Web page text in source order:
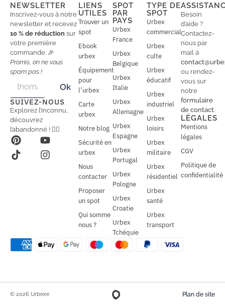
NEWSLETTER
Inscrivez-vous à notre
newsletter et recevez
10 % de réduction sur
votre première
commande. 🎉
Promis, on ne vous
spam pas !
a
i
l
a
i
l
*
Ok
SUIVEZ-NOUS
Explorez l’inconnu,
découvrez
l’abandonné ! 🕵️‍♂️
LIENS
UTILES
Trouver un
spot
Ebook
urbex
Équipement
pour
l’urbex
Carte
urbex
Notre blog
Sécurité en
urbex
Nous
contacter
Proposer
un spot
Qui somme
nous ?
SPOT
PAR
PAYS
Urbex
France
Urbex
Belgique
Urbex
Italie
Urbex
Allemagne
Urbex
Espagne
Urbex
Portugal
Urbex
Pologne
Urbex
Croatie
Urbex
Tchéquie
TYPE DE
SPOT
Urbex
commercial
Urbex
culte
Urbex
éducatif
Urbex
industriel
Urbex
loisirs
Urbex
militaire
Urbex
résidentiel
Urbex
santé
Urbex
transport
Besoin
d’aide ?
Contactez-
nous par
mail à
ou rendez-
vous sur
notre
formulaire
de contact.
LÉGALES
Mentions
légales
CGV
Politique de
confidentialité
© 2026 Urbexe Plan de site